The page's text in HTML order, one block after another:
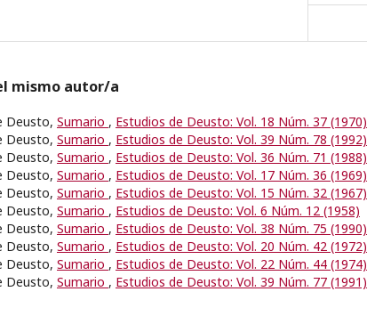
mismo autor/a
Deusto, Sumario , Estudios de Deusto: Vol. 18 Núm. 37 (1970)
Deusto, Sumario , Estudios de Deusto: Vol. 39 Núm. 78 (1992)
Deusto, Sumario , Estudios de Deusto: Vol. 36 Núm. 71 (1988)
Deusto, Sumario , Estudios de Deusto: Vol. 17 Núm. 36 (1969)
Deusto, Sumario , Estudios de Deusto: Vol. 15 Núm. 32 (1967)
Deusto, Sumario , Estudios de Deusto: Vol. 6 Núm. 12 (1958)
Deusto, Sumario , Estudios de Deusto: Vol. 38 Núm. 75 (1990)
Deusto, Sumario , Estudios de Deusto: Vol. 20 Núm. 42 (1972)
Deusto, Sumario , Estudios de Deusto: Vol. 22 Núm. 44 (1974)
Deusto, Sumario , Estudios de Deusto: Vol. 39 Núm. 77 (1991)